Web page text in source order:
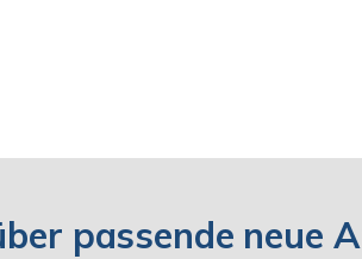
passende neue